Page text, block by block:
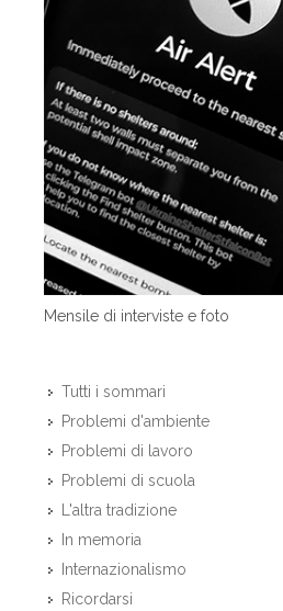
Mensile di interviste e foto
Tutti i sommari
Problemi d'ambiente
Problemi di lavoro
Problemi di scuola
L'altra tradizione
In memoria
Internazionalismo
Ricordarsi